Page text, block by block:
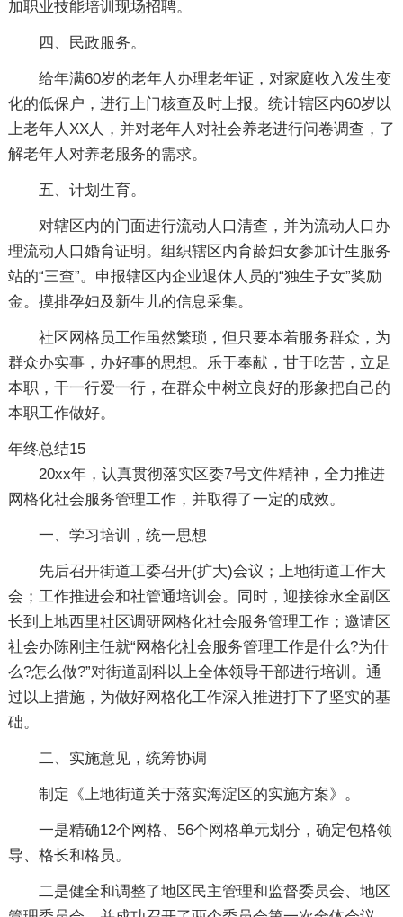
加职业技能培训现场招聘。
四、民政服务。
给年满60岁的老年人办理老年证，对家庭收入发生变
化的低保户，进行上门核查及时上报。统计辖区内60岁以
上老年人XX人，并对老年人对社会养老进行问卷调查，了
解老年人对养老服务的需求。
五、计划生育。
对辖区内的门面进行流动人口清查，并为流动人口办
理流动人口婚育证明。组织辖区内育龄妇女参加计生服务
站的“三查”。申报辖区内企业退休人员的“独生子女”奖励
金。摸排孕妇及新生儿的信息采集。
社区网格员工作虽然繁琐，但只要本着服务群众，为
群众办实事，办好事的思想。乐于奉献，甘于吃苦，立足
本职，干一行爱一行，在群众中树立良好的形象把自己的
本职工作做好。
年终总结15
20xx年，认真贯彻落实区委7号文件精神，全力推进
网格化社会服务管理工作，并取得了一定的成效。
一、学习培训，统一思想
先后召开街道工委召开(扩大)会议；上地街道工作大
会；工作推进会和社管通培训会。同时，迎接徐永全副区
长到上地西里社区调研网格化社会服务管理工作；邀请区
社会办陈刚主任就“网格化社会服务管理工作是什么?为什
么?怎么做?”对街道副科以上全体领导干部进行培训。通
过以上措施，为做好网格化工作深入推进打下了坚实的基
础。
二、实施意见，统筹协调
制定《上地街道关于落实海淀区的实施方案》。
一是精确12个网格、56个网格单元划分，确定包格领
导、格长和格员。
二是健全和调整了地区民主管理和监督委员会、地区